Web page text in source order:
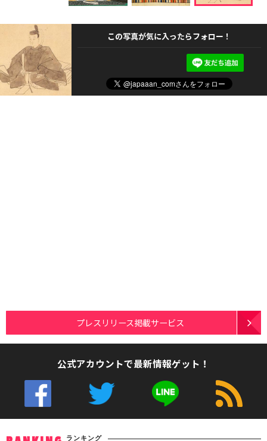
この写真が気に入ったらフォロー！
プレスリリース掲載サービス
公式アカウントで最新情報ゲット！
ランキング